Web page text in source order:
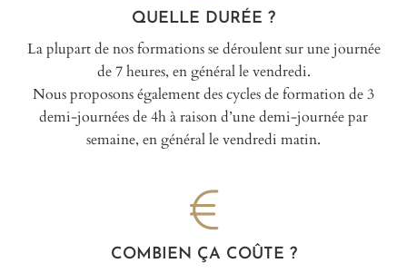
QUELLE DURÉE ?
La plupart de nos formations se déroulent sur une journée
de 7 heures, en général le vendredi.
Nous proposons également des cycles de formation de 3
demi-journées de 4h à raison d’une demi-journée par
semaine, en général le vendredi matin.
COMBIEN ÇA COÛTE ?